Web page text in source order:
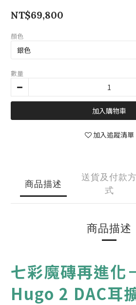
NT$69,800
顏色
數量
加入購物車
加入追蹤清單
商品描述
送貨及付款方
式
商品描述
七彩魔磚再進化
Hugo 2 DAC耳